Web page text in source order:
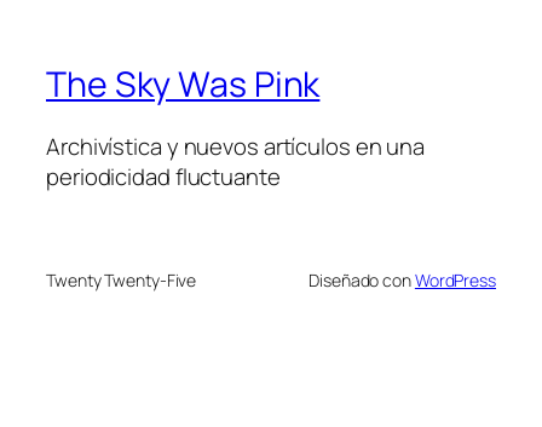
The Sky Was Pink
Archivística y nuevos artículos en una
periodicidad fluctuante
Twenty Twenty-Five Diseñado conWordPress